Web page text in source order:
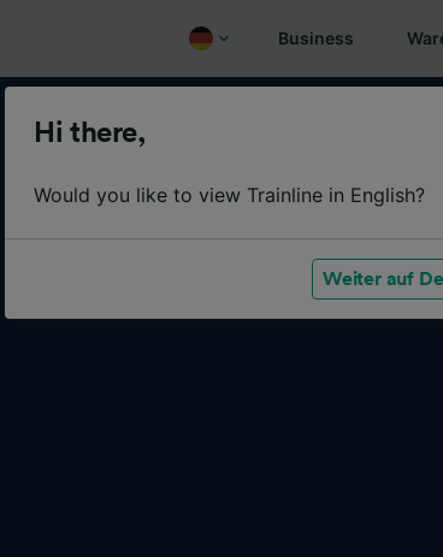
Business
Hi there,
Would you like to view Trainline in English?
Weiter auf